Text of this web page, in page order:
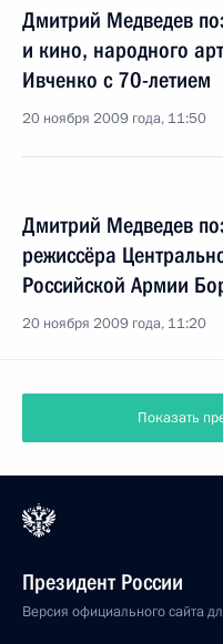
Дмитрий Медведев
и кино, народного
Ивченко с 70-летием
20 ноября 2009 года, 11:50
Дмитрий Медведев
режиссёра
Российской Армии
20 ноября 2009 года, 11:20
Показать
Президент России
Версия официального сайта